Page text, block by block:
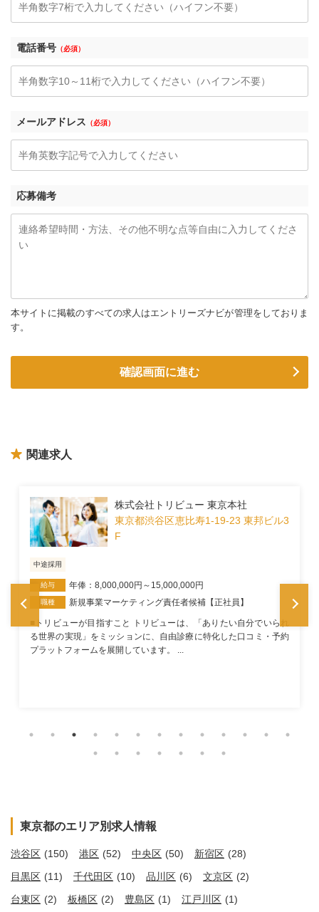
電話番号 （必須）
メールアドレス （必須）
応募備考
本サイトに掲載のすべての求人はエントリーズナビが管理をしておりま
す。
関連求人
株式会社トリビュー 東京本社
東京都渋谷区恵比寿1-19-23 東邦ビル3
F
中途採用
給与 年俸：8,000,000円～15,000,000円
職種 新規事業マーケティング責任者候補【正社員】
■トリビューが目指すこと トリビューは、「ありたい自分でいられ
る世界の実現」をミッションに、自由診療に特化した口コミ・予約
プラットフォームを展開しています。 ...
東京都のエリア別求人情報
渋谷区 (150) 港区 (52) 中央区 (50) 新宿区 (28)
目黒区 (11) 千代田区 (10) 品川区 (6) 文京区 (2)
台東区 (2) 板橋区 (2) 豊島区 (1) 江戸川区 (1)